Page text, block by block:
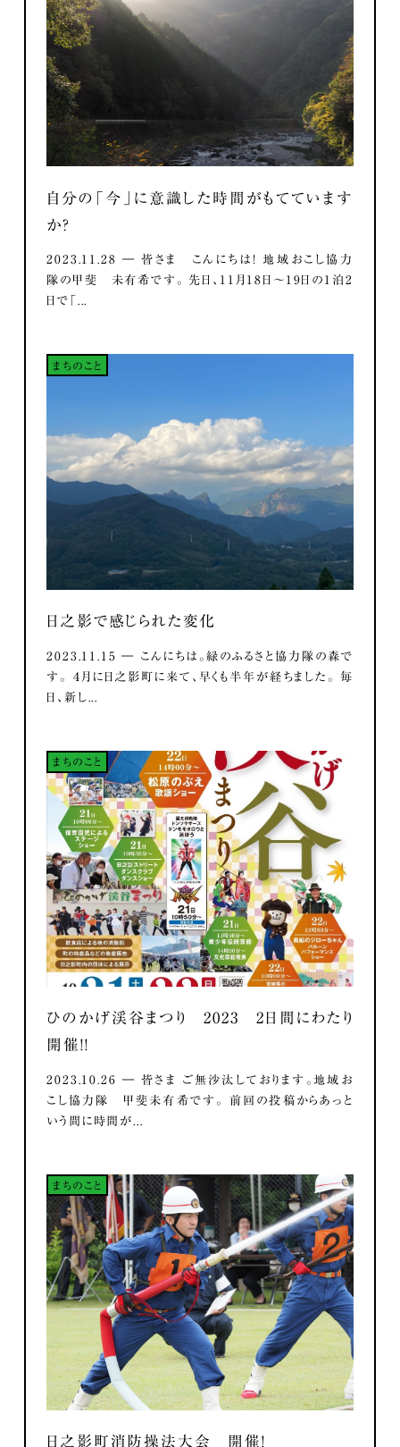
自分の「今」に意識した時間がもてています
か？
2023.11.28 ― 皆さま こんにちは！ 地域おこし協力
隊の甲斐 未有希です。 先日、11月18日～19日の1泊2
日で「...
まちのこと
日之影で感じられた変化
2023.11.15 ― こんにちは。緑のふるさと協力隊の森で
す。 ４月に日之影町に来て、早くも半年が経ちました。 毎
日、新し...
まちのこと
ひのかげ渓谷まつり 2023 2日間にわたり
開催！！
2023.10.26 ― 皆さま ご無沙汰しております。地域お
こし協力隊 甲斐未有希です。 前回の投稿からあっと
いう間に時間が...
まちのこと
日之影町消防操法大会 開催！